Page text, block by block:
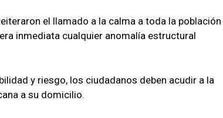
el llamado a la calma a toda la población
inmediata cualquier anomalía estructural
y riesgo, los ciudadanos deben acudir a la
a su domicilio.